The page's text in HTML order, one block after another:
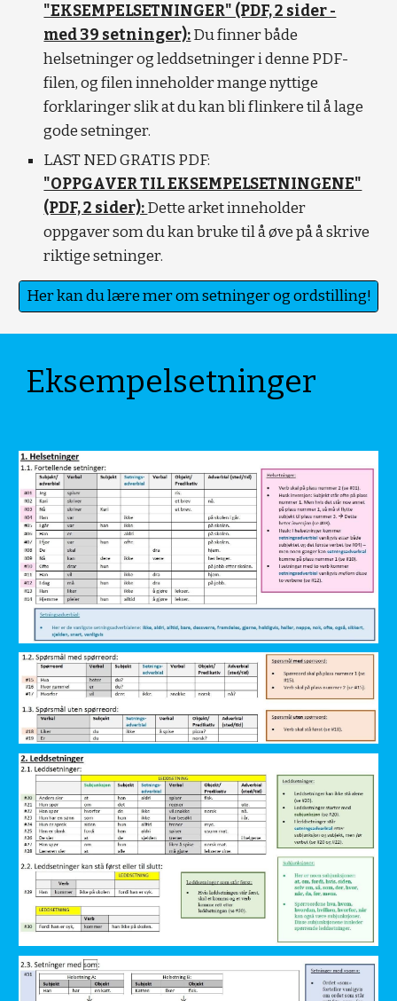
"EKSEMPELSETNINGER" (PDF, 2 sider -
med 39 setninger):Du finner både
helsetninger og leddsetninger i denne PDF-
filen, og filen inneholder mange nyttige
forklaringer slik at du kan bli flinkere til å lage
gode setninger.
LAST NED GRATIS PDF:
"OPPGAVER TIL EKSEMPELSETNINGENE"
(PDF, 2 sider):Dette arket inneholder
oppgaver som du kan bruke til å øve på å skrive
riktige setninger.
Her kan du lære mer om setninger og ordstilling!
Eksempelsetninger